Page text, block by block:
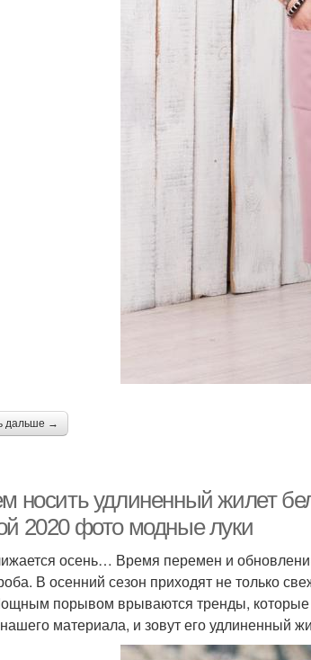
дальше →
носить удлиненный жилет
2020 фото модные луки
осень… Время перемен и
В осенний сезон приходят не только
порывом врываются тренды, которые
материала, и зовут его удлиненный